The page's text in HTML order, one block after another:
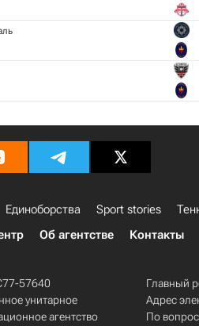
Единоборства Sport stories
Об агентстве Контакты
57640
унитарное
агентство
Главный
Адрес
По